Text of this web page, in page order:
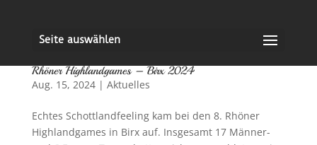
Seite auswählen
Rhöner Highlandgames – Birx 2024
Aug. 15, 2024| Aktuelles
Echtes Schottlandfeeling kam bei den 8. Rhöner
Highlandgames in Birx auf. Insgesamt 17 Männer-